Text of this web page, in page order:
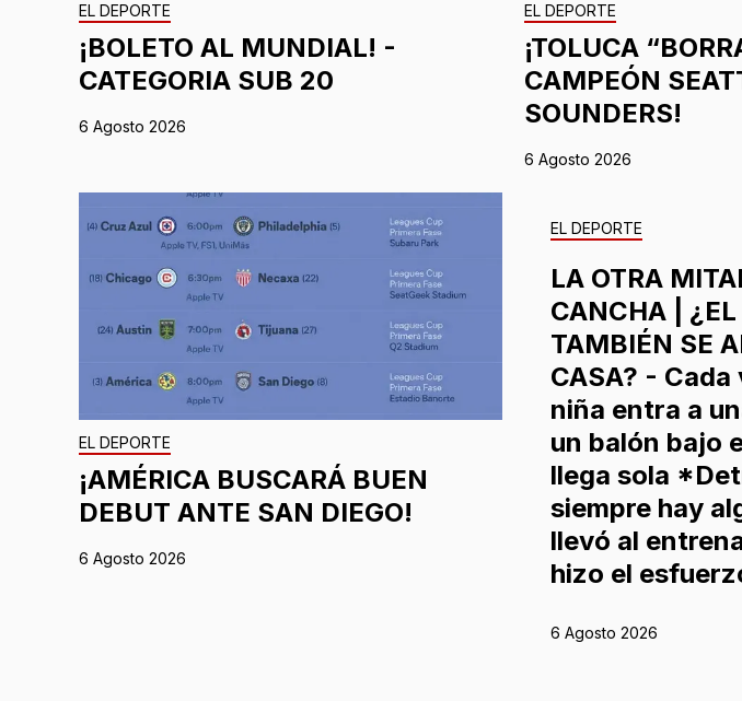
EL DEPORTE
¡BOLETO AL MUNDIAL! -
CATEGORIA SUB 20
6 Agosto 2026
EL DEPORTE
¡TOLUCA
CAMPEÓN
SOUNDERS!
6 Agosto 2026
EL DEPORTE
¡AMÉRICA BUSCARÁ BUEN
DEBUT ANTE SAN DIEGO!
6 Agosto 2026
EL DEPORTE
LA OTRA
CANCHA |
TAMBIÉN SE
CASA? - Cada
niña entra a
un balón bajo
llega sola
siempre hay
llevó al
hizo el
6 Agosto 2026